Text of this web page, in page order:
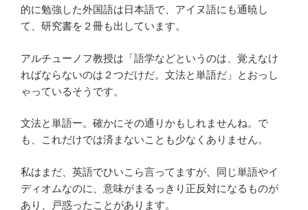
的に勉強した外国語は日本語で、アイヌ語にも通暁し
て、研究書を２冊も出しています。
アルチューノフ教授は「語学などというのは、覚えなけ
ればならないのは２つだけだ。文法と単語だ」とおっし
ゃっているそうです。
文法と単語ー。確かにその通りかもしれませんね。で
も、これだけでは済まないことも少なくありません。
私はまだ、英語でひいこら言ってますが、同じ単語やイ
ディオムなのに、意味がまるっきり正反対になるものが
あり、戸惑ったことがあります。